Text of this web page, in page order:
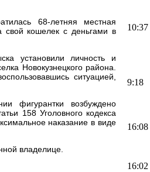
68-летняя местная
свой кошелек с деньгами в
установили личность и
Новокузнецкого района.
ситуацией,
фигурантки возбуждено
158 Уголовного кодекса
наказание в виде
владелице.
10:37
9:18
16:08
16:02